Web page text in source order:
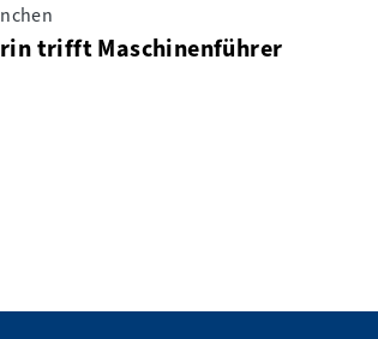
trifft Maschinenführer